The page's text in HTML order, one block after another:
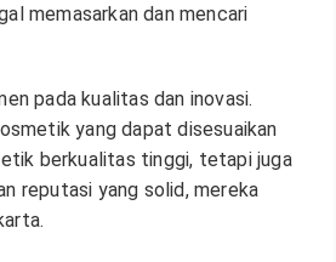
memasarkan dan mencari
pada kualitas dan inovasi.
yang dapat disesuaikan
berkualitas tinggi, tetapi juga
reputasi yang solid, mereka